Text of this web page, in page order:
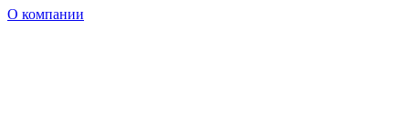
О компании